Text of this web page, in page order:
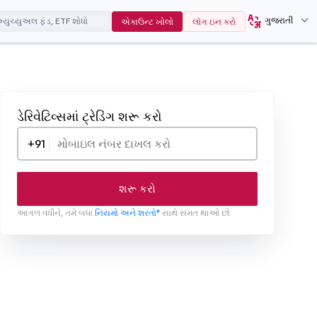
એકાઉન્ટ ખોલો લૉગ ઇન કરો ગુજરાતી
ડેરિવેટિવ્સમાં ટ્રેડિંગ શરૂ કરો
+91
શરૂ કરો
આગળ વધીને, તમે બધા નિયમો અને શરતો* સાથે સંમત થાઓ છો